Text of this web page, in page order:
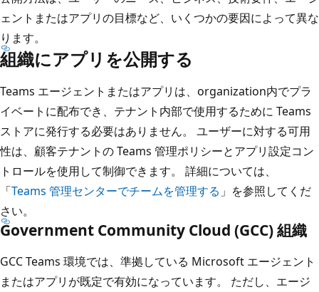
ェントまたはアプリの目標など、いくつかの要因によって異な
ります。
組織にアプリを公開する
Teams エージェントまたはアプリは、organization内でプラ
イベートに配布でき、テナント内部で使用するために Teams
ストアに発行する必要はありません。 ユーザーに対する可用
性は、顧客テナントの Teams 管理ポリシーとアプリ設定コン
トロールを使用して制御できます。 詳細については、
「Teams 管理センターでチームを管理する 」を参照してくだ
さい。
Government Community Cloud (GCC) 組織
GCC Teams 環境では、準拠している Microsoft エージェント
またはアプリが既定で有効になっています。 ただし、エージ